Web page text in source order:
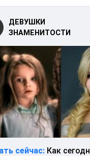
ДЕВУШКИ
ЗНАМЕНИТОСТИ
сейчас: Как